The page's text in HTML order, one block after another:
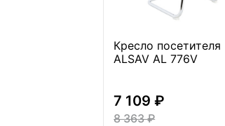
Кресло посетителя
ALSAV AL 776V
7 109 ₽
8 363 ₽